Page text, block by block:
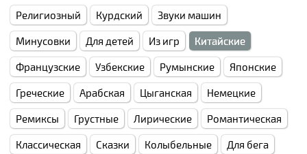
Религиозный Курдский Звуки машин
Минусовки Для детей Из игр Китайские
Французские Узбекские Румынские Японские
Греческие Арабская Цыганская Немецкие
Ремиксы Грустные Лирические Романтическая
Классическая Сказки Колыбельные Для бега